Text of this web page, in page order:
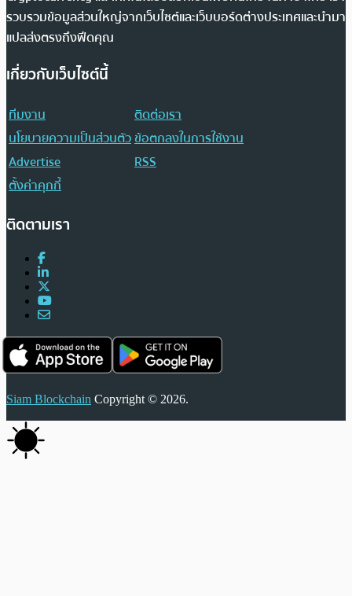
รวบรวมข้อมูลส่วนใหญ่จากเว็บไซต์และเว็บบอร์ดต่างประเทศและนำมา
แปลส่งตรงถึงฟีดคุณ
เกี่ยวกับเว็บไซต์นี้
ทีมงาน
ติดต่อเรา
นโยบายความเป็นส่วนตัวข้อตกลงในการใช้งาน
Advertise
RSS
ตั้งค่าคุกกี้
ติดตามเรา
Siam Blockchain Copyright © 2026.